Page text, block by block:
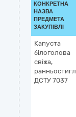
КОНКРЕТНА
НАЗВА
ПРЕДМЕТА
ЗАКУПІВЛІ
Капуста
білоголова
свіжа,
ДСТУ 7037